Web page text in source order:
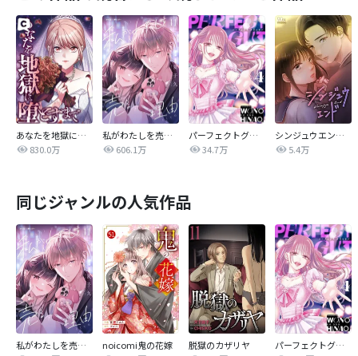
あなたを地獄に堕とすまで
830.0万
私がわたしを売る理由
606.1万
パーフェクトグリッター
34.7万
シンジュウエンド【タテヨミ】
5.4万
同じジャンルの人気作品
私がわたしを売る理由
noicomi鬼の花嫁
脱獄のカザリヤ
パーフェクトグリッター